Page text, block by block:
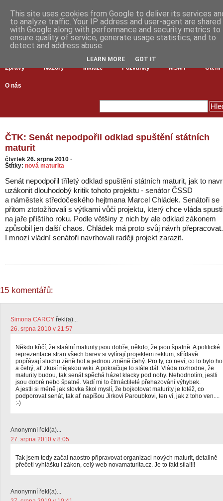
Zprávy Názory Inkluze Pozvánky MŠMT Čtení
O nás
ČTK: Senát nepodpořil odklad spuštění státních
maturit
čtvrtek 26. srpna 2010 ·
Štítky: nová maturita
Senát nepodpořil tříletý odklad spuštění státních maturit, jak to
uzákonit dlouhodobý kritik tohoto projektu - senátor ČSSD
a náměstek středočeského hejtmana Marcel Chládek. Senátoři se
přitom ztotožňovali s výtkami vůči projektu, který chce vláda
na jaře příštího roku. Podle většiny z nich by ale odklad zákonem
způsobil jen další chaos. Chládek má proto svůj návrh přepracovat.
I mnozí vládní senátoři navrhovali raději projekt zarazit.
15 komentářů:
Simona CARCY řekl(a)...
26. srpna 2010 v 21:57
Někdo křičí, že staátní maturity jsou dobře, někdo, že jsou špatně. A politické
reprezentace stran všech barev si vytírají projektem rektum, střídavě
popřávají sluchu zěně hot a jednou změně čehý. Pro ty, co neví, co to bylo
a čehý, ať zkusí nějakou wiki. A pokračuje to stále dál. Vláda rozhodne, že
maturity budou, tak senát spěchá házet klacky pod nohy. Nehodnotím, jestli
jsou dobré nebo špatné. Vadí mi to čtrnáctileté přehazování výhybek.
A jestli si méně jak stovka škol myslí, že bojkotovat maturity je totéž, co
podporovat senát, tak ať napíšou Jirkovi Paroubkovi, ten ví, jak z toho ven....
:-)
Anonymní řekl(a)...
27. srpna 2010 v 8:05
Tak jsem tedy začal naostro připravovat organizaci nových maturit, detailně
přečetl vyhlášku i zákon, celý web novamaturita.cz. Je to fakt síla!!!!
Anonymní řekl(a)...
This site uses cookies from Google to deliver its services
to analyze traffic. Your IP address and user-agent are shared
with Google along with performance and security metrics to
ensure quality of service, generate usage statistics, and to
detect and address abuse.
LEARN MORE GOT IT